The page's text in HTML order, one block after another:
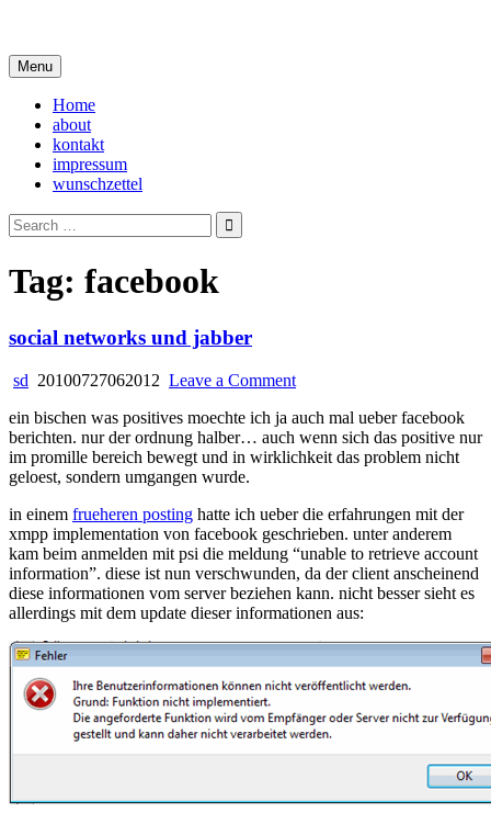
content
Menu
Home
about
kontakt
impressum
wunschzettel
Search
for:
Tag: facebook
social networks und jabber
sd 20100727062012 Leave a Commenton
networks
und
jabber
ein bischen was positives moechte ich ja auch mal ueber facebook
berichten. nur der ordnung halber… auch wenn sich das positive nur
im promille bereich bewegt und in wirklichkeit das problem nicht
geloest, sondern umgangen wurde.
in einem frueheren posting hatte ich ueber die erfahrungen mit der
xmpp implementation von facebook geschrieben. unter anderem
kam beim anmelden mit psi die meldung “unable to retrieve account
information”. diese ist nun verschwunden, da der client anscheinend
diese informationen vom server beziehen kann. nicht besser sieht es
allerdings mit dem update dieser informationen aus: